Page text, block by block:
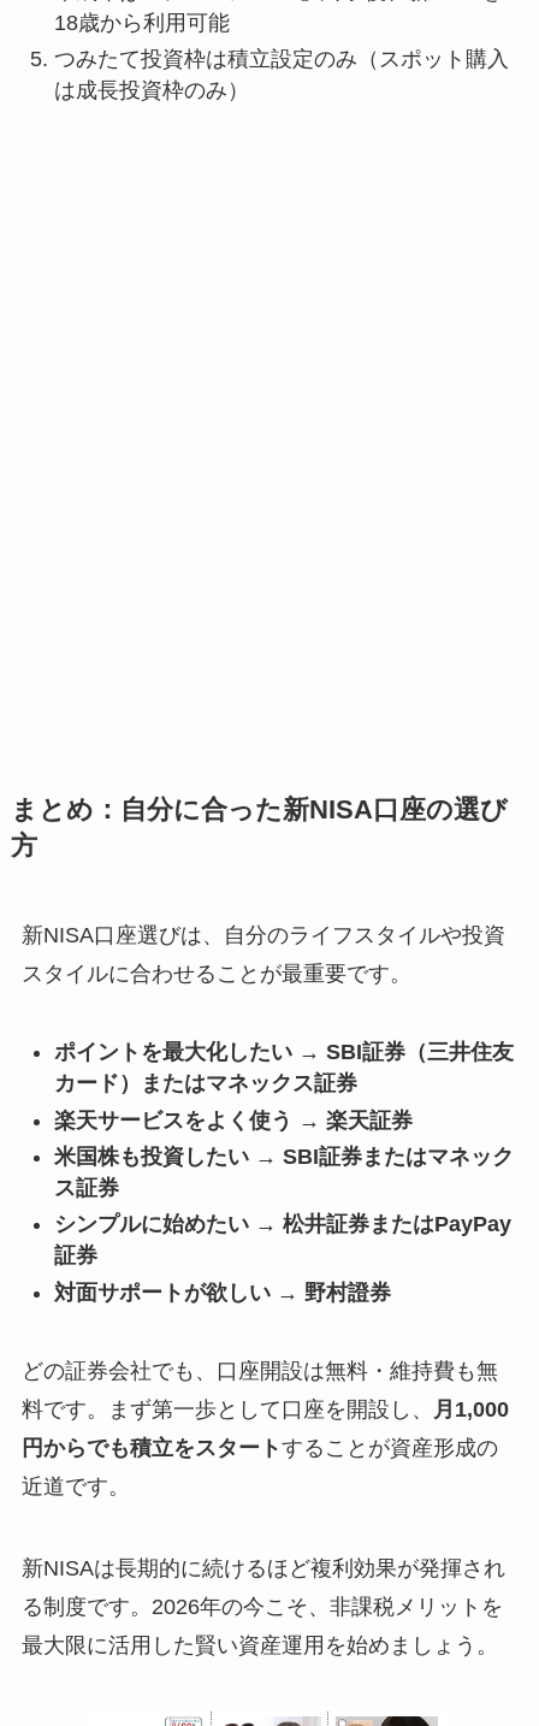
18歳から利用可能
つみたて投資枠は積立設定のみ（スポット購入
は成長投資枠のみ）
まとめ：自分に合った新NISA口座の選び
方
新NISA口座選びは、自分のライフスタイルや投資
スタイルに合わせることが最重要です。
ポイントを最大化したい → SBI証券（三井住友
カード）またはマネックス証券
楽天サービスをよく使う → 楽天証券
米国株も投資したい → SBI証券またはマネック
ス証券
シンプルに始めたい → 松井証券またはPayPay
証券
対面サポートが欲しい → 野村證券
どの証券会社でも、口座開設は無料・維持費も無
料です。まず第一歩として口座を開設し、
月1,000
円からでも積立をスタートすることが資産形成の
近道です。
新NISAは長期的に続けるほど複利効果が発揮され
る制度です。2026年の今こそ、非課税メリットを
最大限に活用した賢い資産運用を始めましょう。